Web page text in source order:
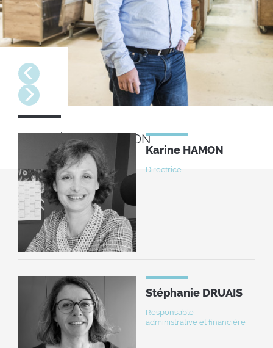
Suivant
Précédent
COMITÉ DE DIRECTION
Karine HAMON
Directrice
Stéphanie DRUAIS
Responsable
administrative et financière